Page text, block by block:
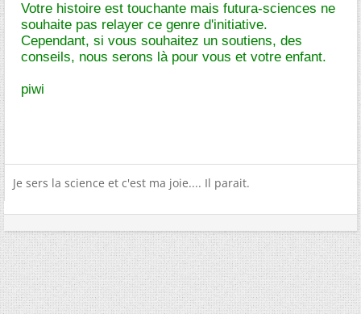
Votre histoire est touchante mais futura-sciences ne
souhaite pas relayer ce genre d'initiative.
Cependant, si vous souhaitez un soutiens, des
conseils, nous serons là pour vous et votre enfant.
piwi
Je sers la science et c'est ma joie.... Il parait.